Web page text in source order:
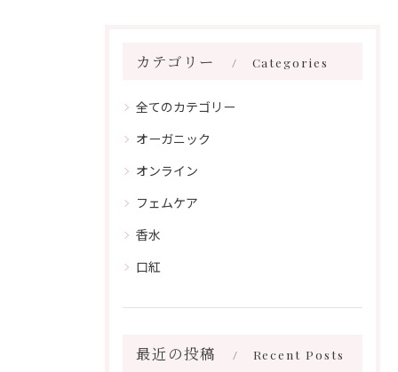
カテゴリー Categories
全てのカテゴリー
オーガニック
オンライン
フェムケア
香水
口紅
最近の投稿 Recent Posts